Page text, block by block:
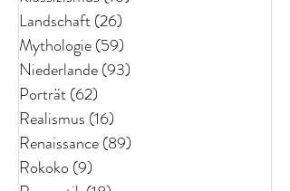
Landschaft(26)
Mythologie(59)
Niederlande(93)
Porträt(62)
Realismus (16)
Renaissance(89)
Rokoko (9)